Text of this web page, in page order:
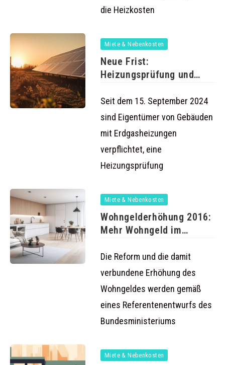
die Heizkosten
Miete & Nebenkosten
Neue Frist:
Heizungsprüfung und
September
Seit dem 15. September 2024
sind Eigentümer von Gebäuden
mit Erdgasheizungen
verpflichtet, eine
Heizungsprüfung
Miete & Nebenkosten
Wohngelderhöhung 2016:
Mehr Wohngeld im
Die Reform und die damit
verbundene Erhöhung des
Wohngeldes werden gemäß
eines Referentenentwurfs des
Bundesministeriums
Miete & Nebenkosten